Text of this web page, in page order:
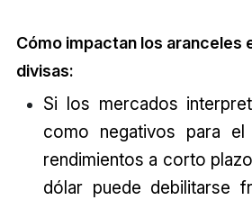
Cómo impactan los aranceles
divisas:
Si los mercados
como negativos para
rendimientos a corto
dólar puede debilitarse